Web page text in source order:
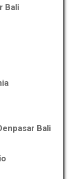
Bali
Bali